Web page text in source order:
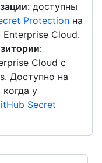
: доступны
Protection на
Cloud.
:
Cloud с
Доступно на
у
Secret